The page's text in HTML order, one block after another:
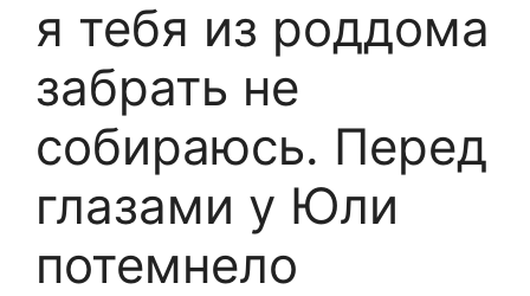
я тебя из роддома
забрать не
собираюсь. Перед
глазами у Юли
потемнело